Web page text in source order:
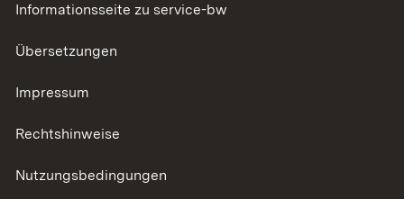
Informationsseite zu service-bw
Übersetzungen
Impressum
Rechtshinweise
Nutzungsbedingungen